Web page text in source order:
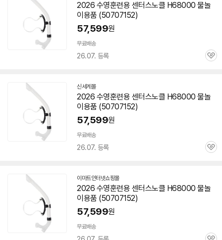
2026 수영훈련용 센터스노클 H68000 물놀
이용품 (50707152)
57,599원
무료배송
26.07. 등록
관
신세계몰
2026 수영훈련용 센터스노클 H68000 물놀
이용품 (50707152)
57,599원
무료배송
26.07. 등록
관
이마트인터넷쇼핑몰
2026 수영훈련용 센터스노클 H68000 물놀
이용품 (50707152)
57,599원
무료배송